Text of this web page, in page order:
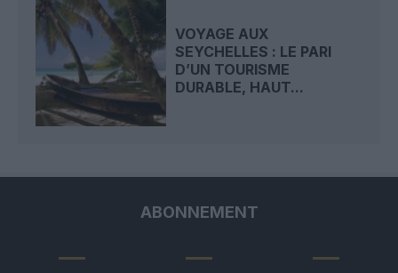
VOYAGE AUX
SEYCHELLES : LE PARI
D’UN TOURISME
DURABLE, HAUT...
ABONNEMENT